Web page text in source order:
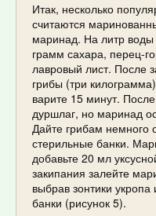
Итак, несколько
считаются
маринад. На литр
грамм сахара, перец-
лавровый лист. После
грибы (три
варите 15 минут.
дуршлаг, но маринад
Дайте грибам немного
стерильные банки.
добавьте 20 мл
закипания залейте
выбрав зонтики
банки (рисунок 5).